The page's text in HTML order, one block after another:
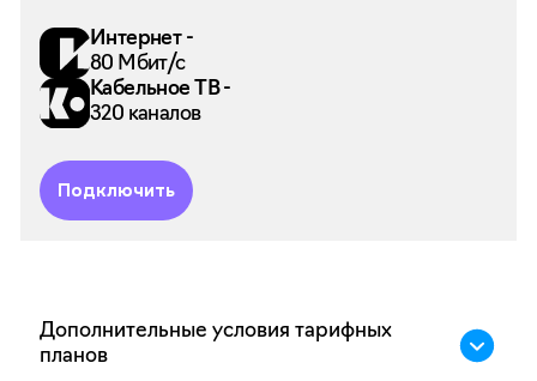
Интернет -
80 Мбит/с
Кабельное ТВ -
320 каналов
Подключить
Дополнительные условия тарифных
планов